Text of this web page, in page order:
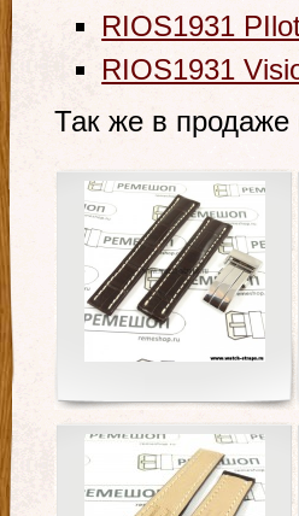
RIOS1931
RIOS1931
Так же в продаже